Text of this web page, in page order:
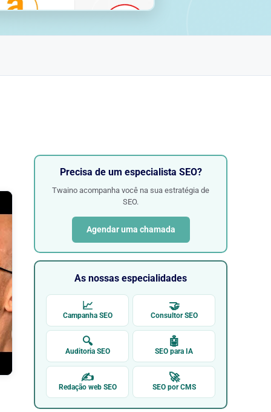
Precisa de um especialista SEO?
Twaino acompanha você na sua estratégia de
SEO.
Agendar uma chamada
As nossas especialidades
📈
Campanha SEO
🤝
Consultor SEO
🔍
Auditoria SEO
🤖
SEO para IA
✍
Redação web SEO
🚀
SEO por CMS